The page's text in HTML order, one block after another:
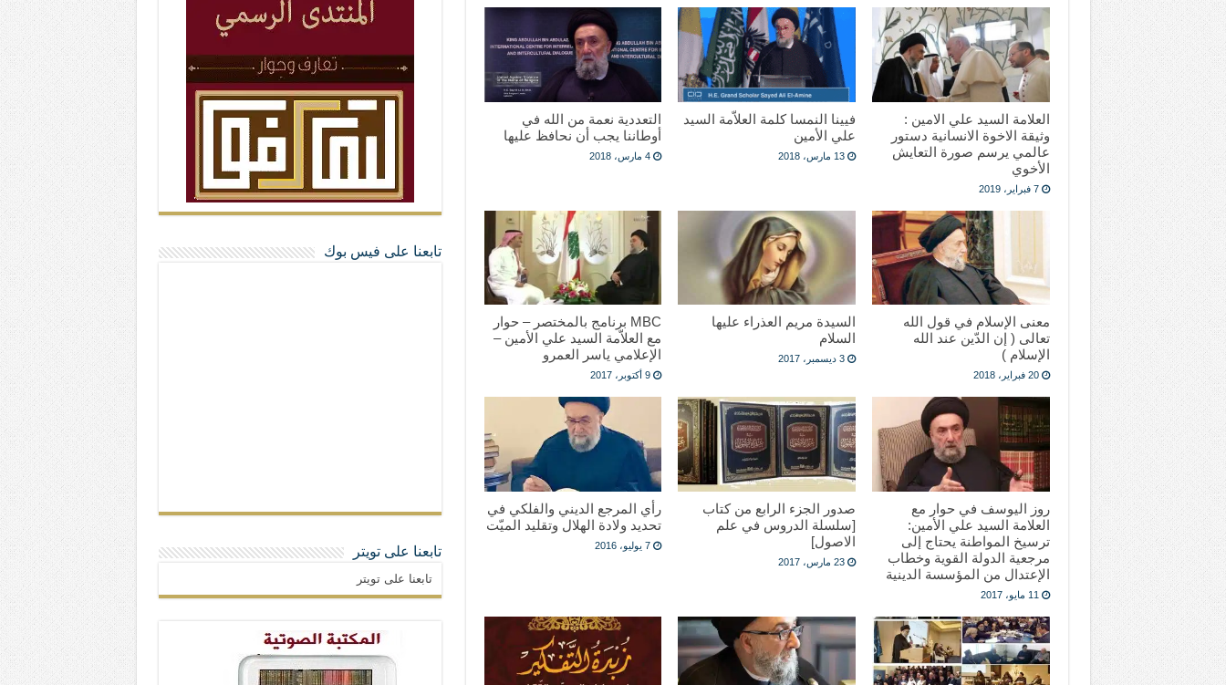
العلامة السيد علي الامين :
وثيقة الاخوة الانسانية دستور
عالمي يرسم صورة التعايش
الأخوي
7 فبراير، 2019
فيينا النمسا كلمة العلاّمة السيد
علي الأمين
13 مارس، 2018
التعددية نعمة من الله في
أوطاننا يجب أن نحافظ عليها
4 مارس، 2018
معنى الإسلام في قول الله
تعالى ( إن الدّين عند الله
الإسلام )
20 فبراير، 2018
السيدة مريم العذراء عليها
السلام
3 ديسمبر، 2017
MBC برنامج بالمختصر – حوار
مع العلاّمة السيد علي الأمين –
الإعلامي ياسر العمرو
9 أكتوبر، 2017
روز اليوسف في حوار مع
العلامة السيد علي الأمين:
ترسيخ المواطنة يحتاج إلى
مرجعية الدولة القوية وخطاب
الإعتدال من المؤسسة الدينية
11 مايو، 2017
صدور الجزء الرابع من كتاب
[سلسلة الدروس في علم
الاصول]
23 مارس، 2017
رأي المرجع الديني والفلكي في
تحديد ولادة الهلال وتقليد الميّت
7 يوليو، 2016
تابعنا على فيس بوك
تابعنا على تويتر
تابعنا على تويتر